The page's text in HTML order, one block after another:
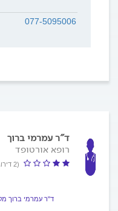
077-5095006
ד"ר עמרמי ברוך
רופא אורטופד
(2 דירוג ממוצע)
ד"ר עמרמי ברוך